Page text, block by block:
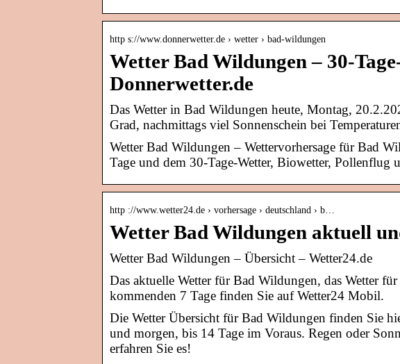
http s://www.donnerwetter.de › wetter › bad-wildungen
Wetter Bad Wildungen – 30-
Donnerwetter.de
Das Wetter in Bad Wildungen heute, Montag,
Grad, nachmittags viel Sonnenschein bei
Wetter Bad Wildungen – Wettervorhersage für Bad
Tage und dem 30-Tage-Wetter, Biowetter, Pollenflug
http ://www.wetter24.de › vorhersage › deutschland › b…
Wetter Bad Wildungen aktuell
Wetter Bad Wildungen – Übersicht – Wetter24.de
Das aktuelle Wetter für Bad Wildungen, das Wetter
kommenden 7 Tage finden Sie auf Wetter24 Mobil.
Die Wetter Übersicht für Bad Wildungen finden Sie
und morgen, bis 14 Tage im Voraus. Regen oder
erfahren Sie es!